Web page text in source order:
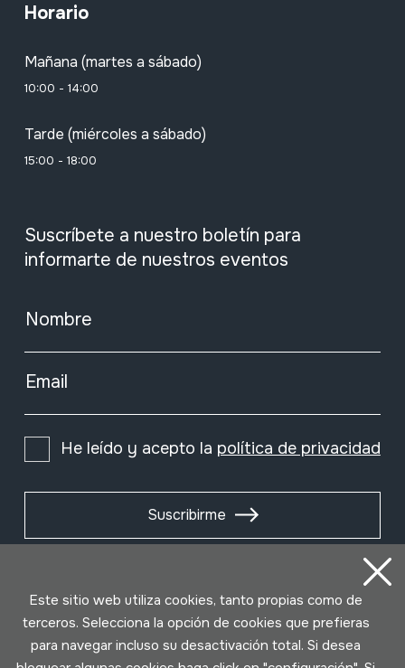
Horario
Mañana (martes a sábado)
10:00 - 14:00
Tarde (miércoles a sábado)
15:00 - 18:00
Suscríbete a nuestro boletín para
informarte de nuestros eventos
Nombre
Email
He leído y acepto la política de privacidad
Suscribirme
Este sitio web utiliza cookies, tanto propias como de
terceros. Selecciona la opción de cookies que prefieras
para navegar incluso su desactivación total. Si desea